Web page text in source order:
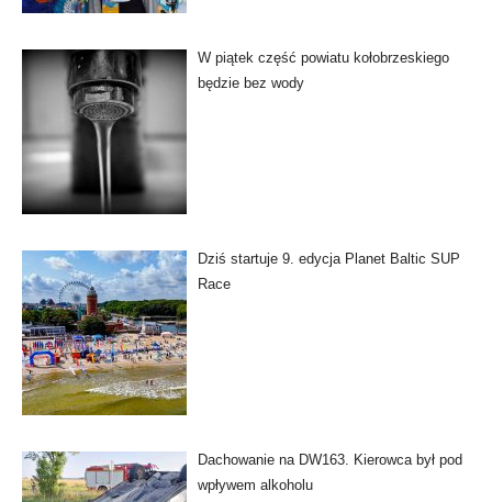
W piątek część powiatu kołobrzeskiego
będzie bez wody
Dziś startuje 9. edycja Planet Baltic SUP
Race
Dachowanie na DW163. Kierowca był pod
wpływem alkoholu